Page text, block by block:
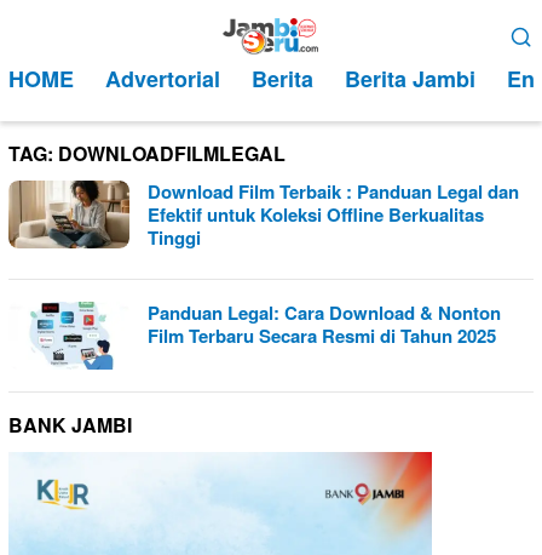
kontenMobile
HOME Advertorial Berita Berita Jambi
TAG: DOWNLOADFILMLEGAL
Download Film Terbaik : Panduan Legal dan
Efektif untuk Koleksi Offline Berkualitas
Tinggi
Panduan Legal: Cara Download & Nonton
Film Terbaru Secara Resmi di Tahun 2025
BANK JAMBI